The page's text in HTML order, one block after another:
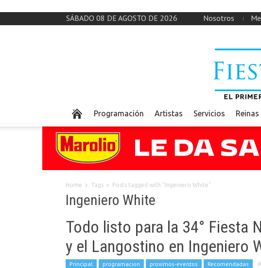
SÁBADO 08 DE AGOSTO DE 2026 Nosotros
Programación Artistas Servicios Reinas
Home Tags Posts tagged with "Ingeniero White"
Ingeniero White
Todo listo para la 34° Fiesta
y el Langostino en Ingeniero
Principal programacion proximos-eventos Recomendadas